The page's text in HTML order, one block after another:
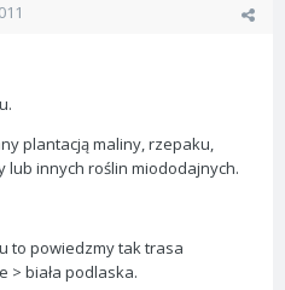
plantacją maliny, rzepaku,
lub innych roślin miododajnych.
to powiedzmy tak trasa
> biała podlaska.